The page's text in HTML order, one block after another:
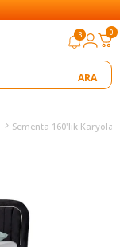
3 0
Sementa 160'lık Karyola